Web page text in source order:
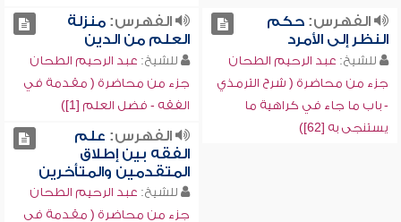
الفهرس:حكم
النظر إلى الأمرد
للشيخ: عبد الرحيم الطحان
جزء من محاضرة ( شرح الترمذي
- باب ما جاء في كراهية ما
يستنجى به [62])
الفهرس:منزلة
العلم من الدين
للشيخ: عبد الرحيم الطحان
جزء من محاضرة ( مقدمة في
الفقه - فضل العلم [1])
الفهرس: علم
الفقه بين إطلاق
المتقدمين والمتأخرين
للشيخ: عبد الرحيم الطحان
جزء من محاضرة ( مقدمة في